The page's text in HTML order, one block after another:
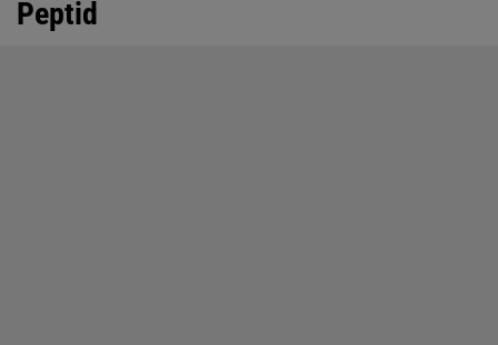
Peptid